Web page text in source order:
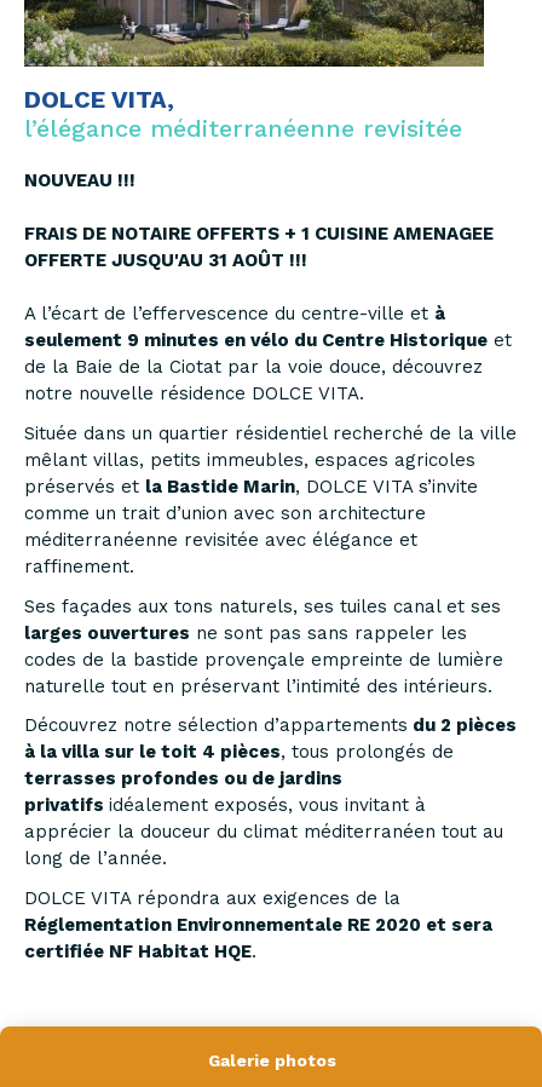
DOLCE VITA,
l’élégance méditerranéenne revisitée
NOUVEAU !!!
FRAIS DE NOTAIRE OFFERTS + 1 CUISINE AMENAGEE
OFFERTE JUSQU'AU 31 AOÛT !!!
A l’écart de l’effervescence du centre-ville et à
seulement 9 minutes en vélo du Centre Historique et
de la Baie de la Ciotat par la voie douce, découvrez
notre nouvelle résidence DOLCE VITA.
Située dans un quartier résidentiel recherché de la ville
mêlant villas, petits immeubles, espaces agricoles
préservés et la Bastide Marin, DOLCE VITA s’invite
comme un trait d’union avec son architecture
méditerranéenne revisitée avec élégance et
raffinement.
Ses façades aux tons naturels, ses tuiles canal et ses
larges ouvertures ne sont pas sans rappeler les
codes de la bastide provençale empreinte de lumière
naturelle tout en préservant l’intimité des intérieurs.
Découvrez notre sélection d’appartements du 2 pièces
à la villa sur le toit 4 pièces, tous prolongés de
terrasses profondes ou de jardins
privatifs idéalement exposés, vous invitant à
apprécier la douceur du climat méditerranéen tout au
long de l’année.
DOLCE VITA répondra aux exigences de la
Réglementation Environnementale RE 2020 et sera
certifiée NF Habitat HQE.
Galerie photos